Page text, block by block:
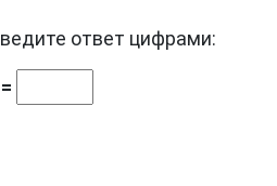
ответ цифрами: